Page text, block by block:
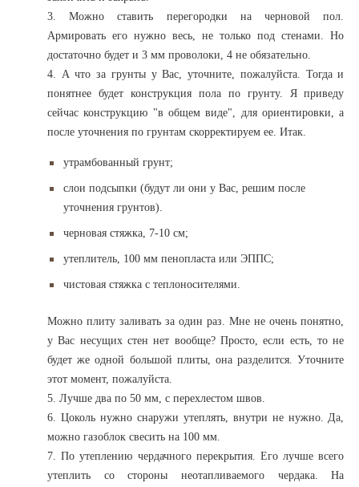
3. Можно ставить перегородки на черновой пол.
Армировать его нужно весь, не только под стенами. Но
достаточно будет и 3 мм проволоки, 4 не обязательно.
4. А что за грунты у Вас, уточните, пожалуйста. Тогда и
понятнее будет конструкция пола по грунту. Я приведу
сейчас конструкцию "в общем виде", для ориентировки, а
после уточнения по грунтам скорректируем ее. Итак.
утрамбованный грунт;
слои подсыпки (будут ли они у Вас, решим после
уточнения грунтов).
черновая стяжка, 7-10 см;
утеплитель, 100 мм пенопласта или ЭППС;
чистовая стяжка с теплоносителями.
Можно плиту заливать за один раз. Мне не очень понятно,
у Вас несущих стен нет вообще? Просто, если есть, то не
будет же одной большой плиты, она разделится. Уточните
этот момент, пожалуйста.
5. Лучше два по 50 мм, с перехлестом швов.
6. Цоколь нужно снаружи утеплять, внутри не нужно. Да,
можно газоблок свесить на 100 мм.
7. По утеплению чердачного перекрытия. Его лучше всего
утеплить со стороны неотапливаемого чердака. На